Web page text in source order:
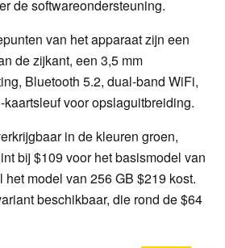
de softwareondersteuning.
van het apparaat zijn een
de zijkant, een 3,5 mm
Bluetooth 5.2, dual-band WiFi,
voor opslaguitbreiding.
in de kleuren groen,
bij $109 voor het basismodel van
het model van 256 GB $219 kost.
beschikbaar, die rond de $64